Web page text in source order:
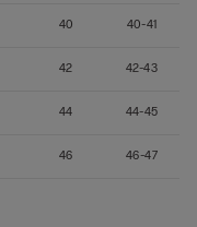
40 40-41
42 42-43
44 44-45
46 46-47